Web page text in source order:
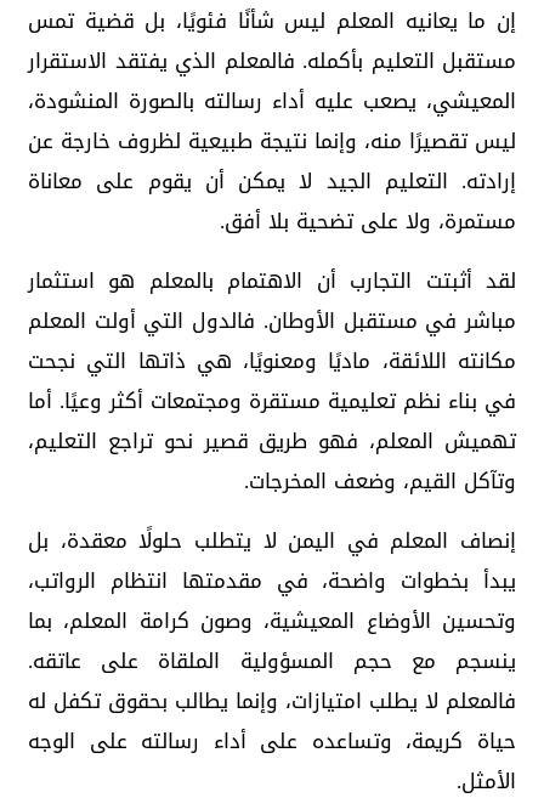
إن ما يعانيه المعلم ليس شأنًا فئويًا، بل قضية تمس
مستقبل التعليم بأكمله. فالمعلم الذي يفتقد الاستقرار
المعيشي، يصعب عليه أداء رسالته بالصورة المنشودة،
ليس تقصيرًا منه، وإنما نتيجة طبيعية لظروف خارجة عن
إرادته. التعليم الجيد لا يمكن أن يقوم على معاناة
مستمرة، ولا على تضحية بلا أفق.
لقد أثبتت التجارب أن الاهتمام بالمعلم هو استثمار
مباشر في مستقبل الأوطان. فالدول التي أولت المعلم
مكانته اللائقة، ماديًا ومعنويًا، هي ذاتها التي نجحت
في بناء نظم تعليمية مستقرة ومجتمعات أكثر وعيًا. أما
تهميش المعلم، فهو طريق قصير نحو تراجع التعليم،
وتآكل القيم، وضعف المخرجات.
إنصاف المعلم في اليمن لا يتطلب حلولًا معقدة، بل
يبدأ بخطوات واضحة، في مقدمتها انتظام الرواتب،
وتحسين الأوضاع المعيشية، وصون كرامة المعلم، بما
ينسجم مع حجم المسؤولية الملقاة على عاتقه.
فالمعلم لا يطلب امتيازات، وإنما يطالب بحقوق تكفل له
حياة كريمة، وتساعده على أداء رسالته على الوجه
الأمثل.